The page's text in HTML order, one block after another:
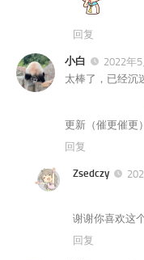
回复
小白
2022年
太棒了，已经沉
更新（催更催更）
回复
Zsedczy
谢谢你喜欢这
回复